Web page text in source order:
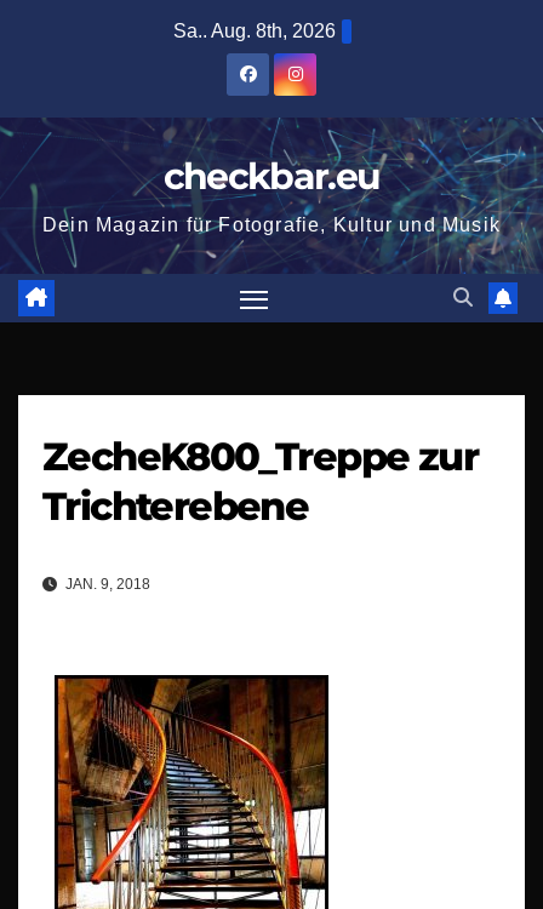
Sa.. Aug. 8th, 2026
checkbar.eu
Dein Magazin für Fotografie, Kultur und Musik
ZecheK800_Treppe zur
Trichterebene
JAN. 9, 2018